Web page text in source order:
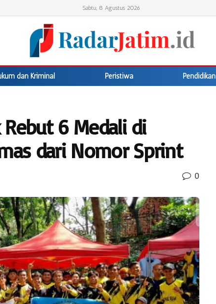
Sabtu, 8 Agustus 2026
dan Kriminal Peristiwa Pendidikan
6 Medali di
dari Nomor Sprint
0